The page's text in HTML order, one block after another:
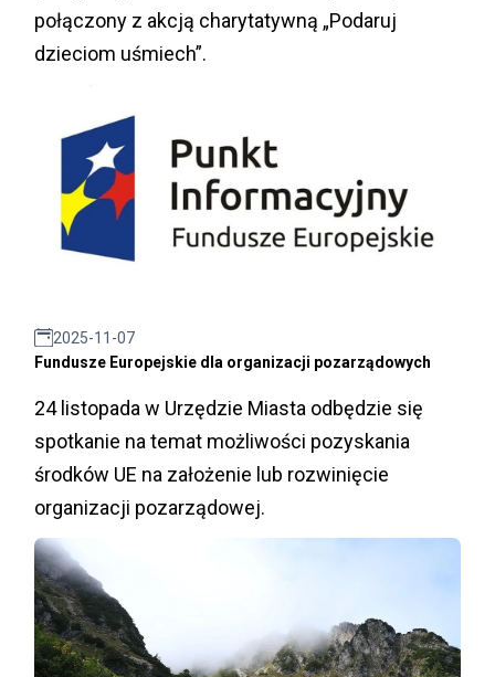
połączony z akcją charytatywną „Podaruj
dzieciom uśmiech”.
2025-11-07
Fundusze Europejskie dla organizacji pozarządowych
24 listopada w Urzędzie Miasta odbędzie się
spotkanie na temat możliwości pozyskania
środków UE na założenie lub rozwinięcie
organizacji pozarządowej.